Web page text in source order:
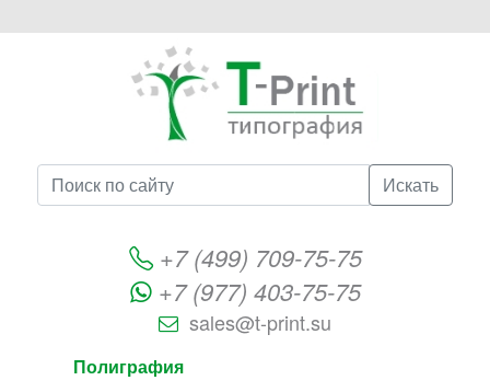
Искать
+7 (499) 709-75-75
+7 (977) 403-75-75
sales@t-print.su
Полиграфия